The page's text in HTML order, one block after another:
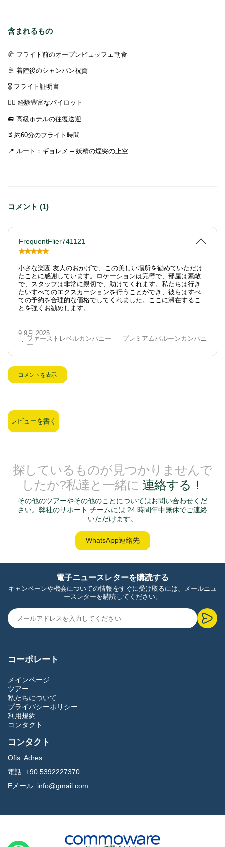
含まれるもの
🥐 フライト前のオープンビュッフェ朝食
🥂 着陸後のシャンパン祝賀
🎖️ フライト証明書
👨‍✈️ 経験豊富なパイロット
🚐 高級ホテルの往復送迎
⏳ 約60分のフライト時間
📍 ルート：ギョレメ – 妖精の煙突の上空
コメント (1)
FrequentFlier741121
小さな楽園 友人のおかげで、この美しい場所を勧めていただけ
たことに感謝しています。ロケーションは完璧で、部屋は素敵
で、スタッフは非常に親切で、助けてくれます。私たちは行き
たいすべてのエクスカーションを行うことができ、彼らはすべ
ての予約を合理的な価格でしてくれました。ここに滞在するこ
とを強くお勧めします。
9 9月 2025
ファーストレベルカンパニー — プレミアムバルーンカンパニ
ー
コメントを表示
レビューを書く
探しているものが見つかりませんで
したか?私達と一緒に 連絡する！
その他のツアーやその他のことについてはお問い合わせくだ
さい。弊社のサポート チームには 24 時間年中無休でご連絡
いただけます。
WhatsApp連絡先
電子ニュースレターを購読する
キャンペーンや機会についての情報をすぐに受け取るには、メールニュ
ースレターを購読してください。
コーポレート
メインページ
ツアー
私たちについて
プライバシーポリシー
利用規約
コンタクト
コンタクト
Ofis: Adres
電話: +90 5392227370
Eメール: info@gmail.com